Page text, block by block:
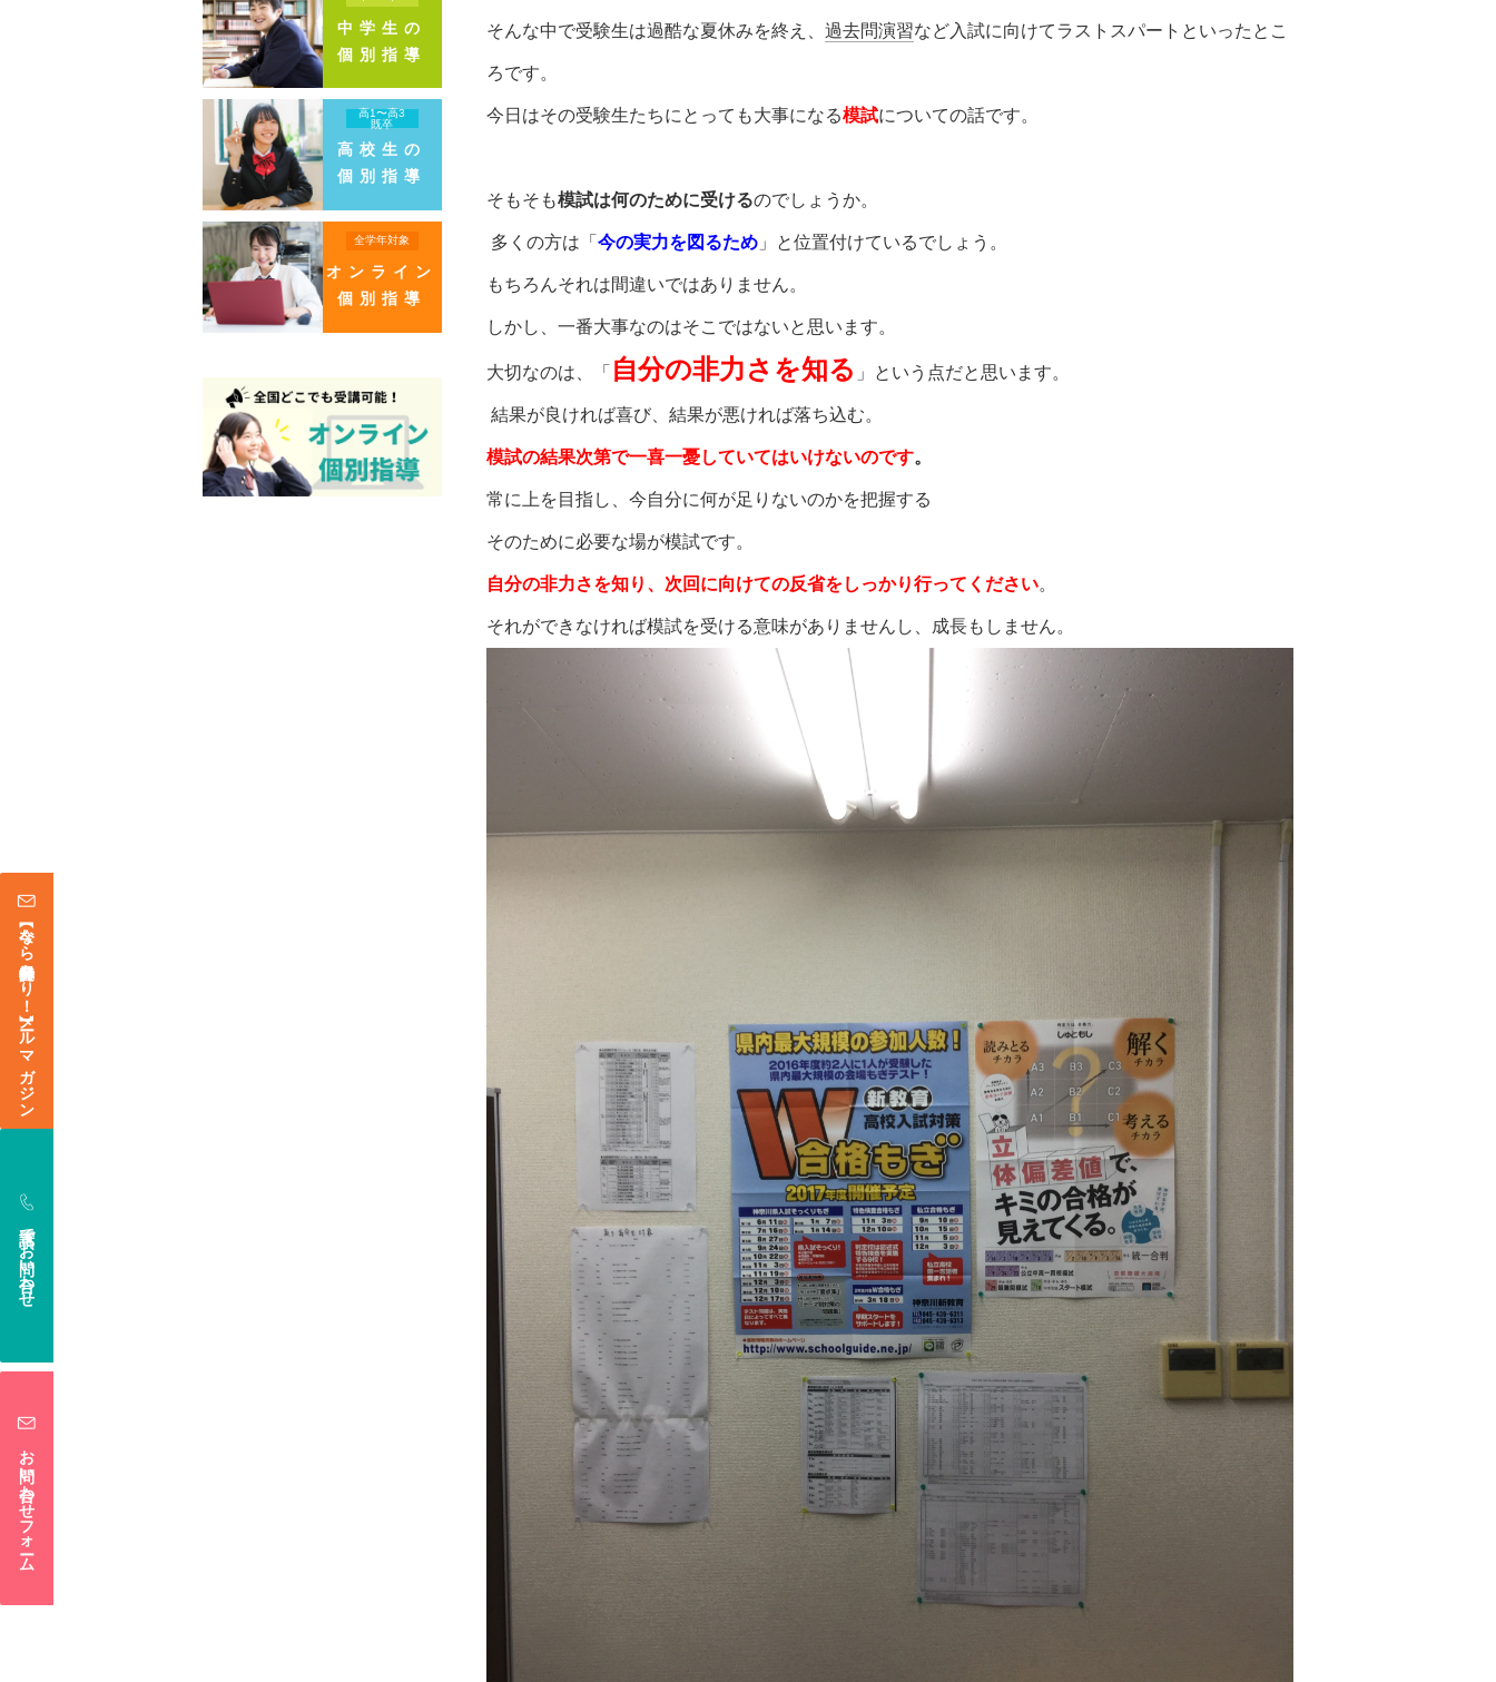
中学生の
個別指導
高1〜高3
既卒
高校生の
個別指導
全学年対象
オンライン
個別指導
そんな中で受験生は過酷な夏休みを終え、 過去問演習など入試に向けてラストスパートといったとこ
ろです。
今日はその受験生たちにとっても大事になる模試についての話です。
そもそも模試は何のために受けるのでしょうか。
多くの方は「 今の実力を図るため 」と位置付けているでしょう。
もちろんそれは間違いではありません。
しかし、一番大事なのはそこではないと思います。
大切なのは、「 自分の非力さを知る 」という点だと思います。
結果が良ければ喜び、結果が悪ければ落ち込む。
模試の結果次第で一喜一憂していてはいけないのです。
常に上を目指し、今自分に何が足りないのかを把握する
そのために必要な場が模試です。
自分の非力さを知り、次回に向けての反省をしっかり行ってください。
それができなければ模試を受ける意味がありませんし、成長もしません。
【今なら登録特典あり！】メールマガジン
電話でお問い合わせ
お問い合わせフォーム